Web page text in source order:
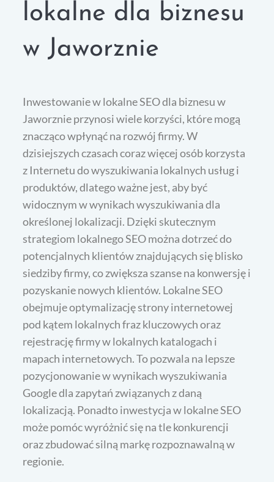
lokalne dla biznesu
w Jaworznie
Inwestowanie w lokalne SEO dla biznesu w
Jaworznie przynosi wiele korzyści, które mogą
znacząco wpłynąć na rozwój firmy. W
dzisiejszych czasach coraz więcej osób korzysta
z Internetu do wyszukiwania lokalnych usług i
produktów, dlatego ważne jest, aby być
widocznym w wynikach wyszukiwania dla
określonej lokalizacji. Dzięki skutecznym
strategiom lokalnego SEO można dotrzeć do
potencjalnych klientów znajdujących się blisko
siedziby firmy, co zwiększa szanse na konwersję i
pozyskanie nowych klientów. Lokalne SEO
obejmuje optymalizację strony internetowej
pod kątem lokalnych fraz kluczowych oraz
rejestrację firmy w lokalnych katalogach i
mapach internetowych. To pozwala na lepsze
pozycjonowanie w wynikach wyszukiwania
Google dla zapytań związanych z daną
lokalizacją. Ponadto inwestycja w lokalne SEO
może pomóc wyróżnić się na tle konkurencji
oraz zbudować silną markę rozpoznawalną w
regionie.